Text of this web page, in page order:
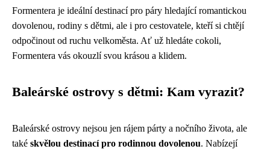
Formentera je ideální destinací pro páry hledající romantickou
dovolenou, rodiny s dětmi, ale i pro cestovatele, kteří si chtějí
odpočinout od ruchu velkoměsta. Ať už hledáte cokoli,
Formentera vás okouzlí svou krásou a klidem.
Baleárské ostrovy s dětmi: Kam vyrazit?
Baleárské ostrovy nejsou jen rájem párty a nočního života, ale
také skvělou destinací pro rodinnou dovolenou. Nabízejí